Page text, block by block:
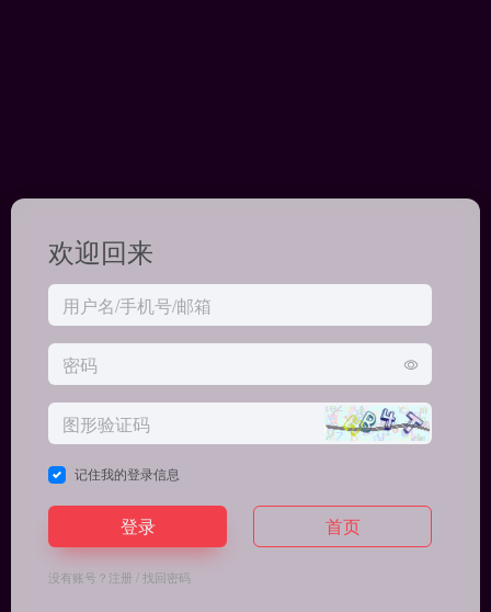
欢迎回来
记住我的登录信息
登录 首页
没有账号？ 注册 /找回密码